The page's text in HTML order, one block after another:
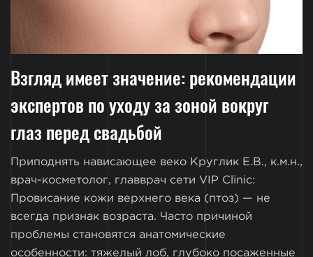
Взгляд имеет значение: рекомендации
экспертов по уходу за зоной вокруг
глаз перед свадьбой
Приподнять нависающее веко Круглик Е.В., к.м.н.,
врач-косметолог, главврач сети VIP Clinic:
Провисание кожи верхнего века (птоз) — не
всегда признак возраста. Часто причиной
проблемы становятся анатомические
особенности: тяжелый лоб, глубоко посаженные